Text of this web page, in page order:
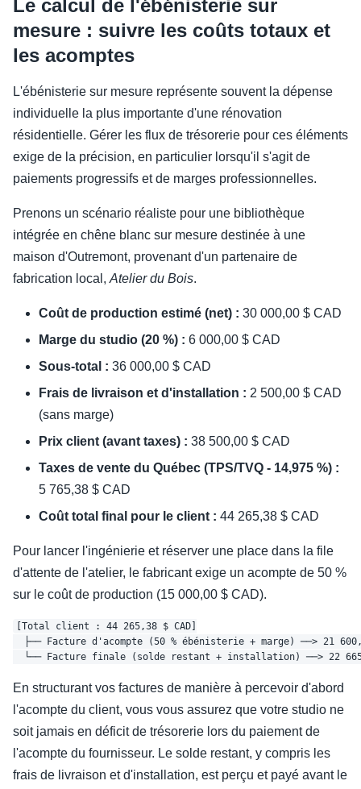
Le calcul de l'ébénisterie sur
mesure : suivre les coûts totaux et
les acomptes
L'ébénisterie sur mesure représente souvent la dépense
individuelle la plus importante d'une rénovation
résidentielle. Gérer les flux de trésorerie pour ces éléments
exige de la précision, en particulier lorsqu'il s'agit de
paiements progressifs et de marges professionnelles.
Prenons un scénario réaliste pour une bibliothèque
intégrée en chêne blanc sur mesure destinée à une
maison d'Outremont, provenant d'un partenaire de
fabrication local,Atelier du Bois.
Coût de production estimé (net) : 30 000,00 $ CAD
Marge du studio (20 %) : 6 000,00 $ CAD
Sous-total : 36 000,00 $ CAD
Frais de livraison et d'installation : 2 500,00 $ CAD
(sans marge)
Prix client (avant taxes) : 38 500,00 $ CAD
Taxes de vente du Québec (TPS/TVQ - 14,975 %) :
5 765,38 $ CAD
Coût total final pour le client : 44 265,38 $ CAD
Pour lancer l'ingénierie et réserver une place dans la file
d'attente de l'atelier, le fabricant exige un acompte de 50 %
sur le coût de production (15 000,00 $ CAD).
[Total client : 44 265,38 $ CAD]
├── Facture d'acompte (50 % ébénisterie + marge) ──> 21
En structurant vos factures de manière à percevoir d'abord
l'acompte du client, vous vous assurez que votre studio ne
soit jamais en déficit de trésorerie lors du paiement de
l'acompte du fournisseur. Le solde restant, y compris les
frais de livraison et d'installation, est perçu et payé avant le